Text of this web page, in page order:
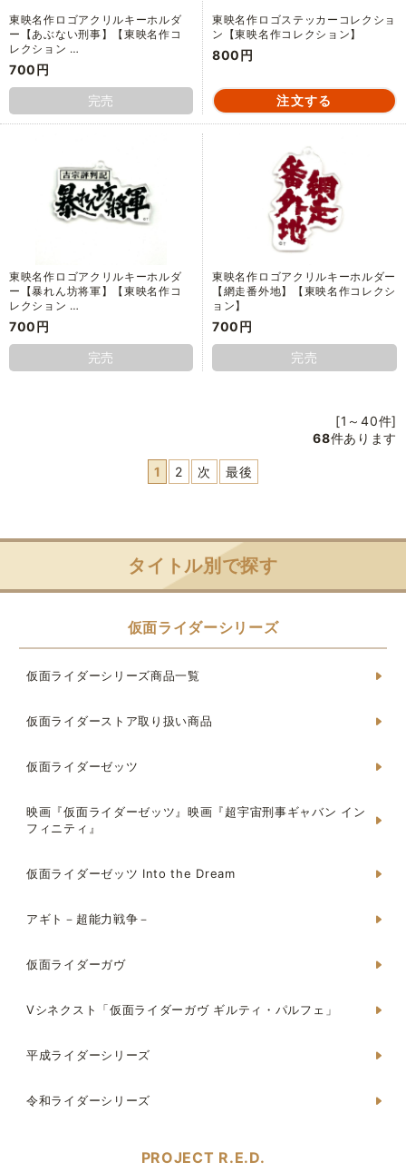
東映名作ロゴアクリルキーホルダ
ー【あぶない刑事】【東映名作コ
レクション …
700円
完売
東映名作ロゴステッカーコレクショ
ン【東映名作コレクション】
800円
東映名作ロゴアクリルキーホルダ
ー【暴れん坊将軍】【東映名作コ
レクション …
700円
完売
東映名作ロゴアクリルキーホルダー
【網走番外地】【東映名作コレクシ
ョン】
700円
完売
[1～40件]
68件あります
1 2 次 最後
タイトル別で探す
仮面ライダーシリーズ
仮面ライダーシリーズ商品一覧
仮面ライダーストア取り扱い商品
仮面ライダーゼッツ
映画『仮面ライダーゼッツ』映画『超宇宙刑事ギャバン イン
フィニティ』
仮面ライダーゼッツ Into the Dream
アギト－超能力戦争－
仮面ライダーガヴ
Vシネクスト「仮面ライダーガヴ ギルティ・パルフェ」
平成ライダーシリーズ
令和ライダーシリーズ
PROJECT R.E.D.